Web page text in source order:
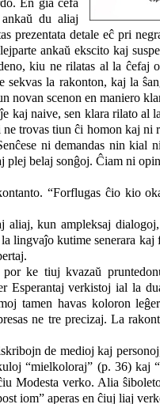
En ĝia ĉefa
du aliaj
prezentata detale eĉ pri
ankaŭ ekscito kaj
kiu ne rilatas al la ĉefaj
la rakonton, kaj la
novan scenon en maniero
kaj naive, sen klara rilato al
trovas tiun ĉi homon kaj ni
ni demandas nin kial
belaj sonĝoj. Ĉiam ni
“Forflugas ĉio kio
aliaj, kun ampleksaj
lingvaĵo kutime senerara kaj
ke tiuj kvazaŭ
Esperantaj verkistoj ial la
tamen havas koloron
ne tre precizaj. La
de medioj kaj
“mielkoloraj” (p. 36) kaj
Modesta verko. Alia
iom” aperas en ĉiuj liaj